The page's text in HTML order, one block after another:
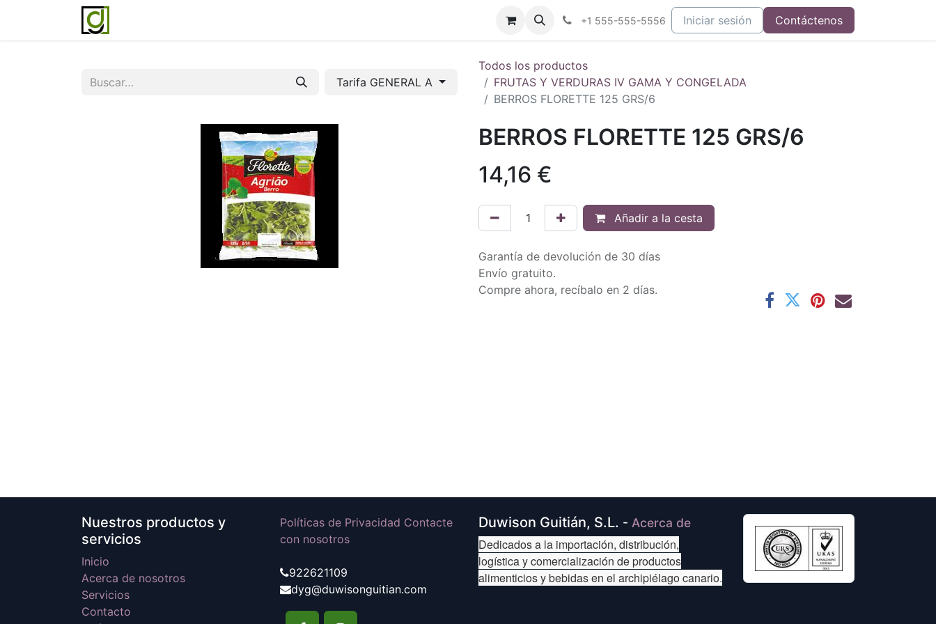
Blog Contáctenos
+1 555-555-5556 Iniciar sesión Contáctenos
Tarifa GENERAL A
Todos los productos
FRUTAS Y VERDURAS IV GAMA Y CONGELADA
BERROS FLORETTE 125 GRS/6
BERROS FLORETTE 125 GRS/6
14,16 €
Añadir a la cesta
Garantía de devolución de 30 días
Envío gratuito.
Compre ahora, recíbalo en 2 días.
Nuestros productos y
servicios
Inicio
Acerca de nosotros
Servicios
Contacto
Políticas de Privacidad Contacte
con nosotros
922621109
dyg@duwisonguitian.com
Duwison Guitián, S.L. - Acerca de
Dedicados a la importación, distribución,
logística y comercialización de productos
alimenticios y bebidas en el archipiélago canario.